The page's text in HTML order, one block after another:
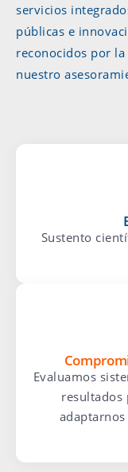
servicios
públicas e
reconocidos por
nuestro
Sustento
Evaluamos
resultados